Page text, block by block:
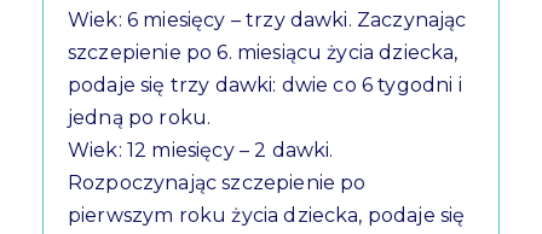
Wiek: 6 miesięcy – trzy dawki. Zaczynając
szczepienie po 6. miesiącu życia dziecka,
podaje się trzy dawki: dwie co 6 tygodni i
jedną po roku.
Wiek: 12 miesięcy – 2 dawki.
Rozpoczynając szczepienie po
pierwszym roku życia dziecka, podaje się